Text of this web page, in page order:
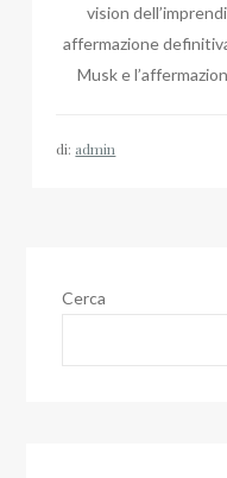
vision
affermazione
Musk e
di: admin
Cerca